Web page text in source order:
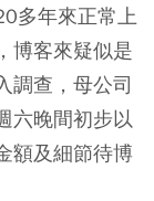
多年來正常上
博客來疑似是
調查，母公司
六晚間初步以
額及細節待博